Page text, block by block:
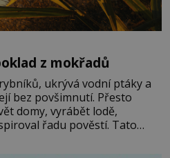
z mokřadů
ukrývá vodní ptáky a
bez povšimnutí. Přesto
domy, vyrábět lodě,
řadu pověstí. Tato